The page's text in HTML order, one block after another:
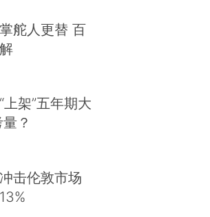
舵人更替 百
架”五年期大
？
击伦敦市场